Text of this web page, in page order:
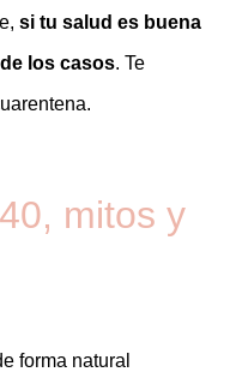
si tu salud es buena
los casos. Te
mitos y
forma natural